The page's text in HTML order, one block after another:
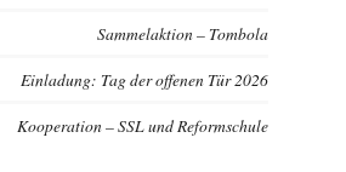
Sammelaktion – Tombola
Einladung: Tag der offenen Tür 2026
Kooperation – SSL und Reformschule